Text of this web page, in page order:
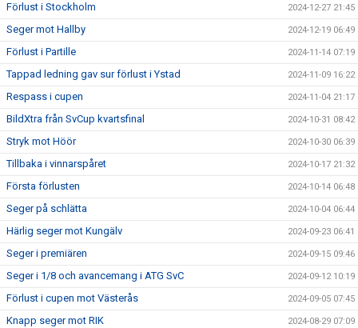
Förlust i Stockholm 2024-12-27 21:45
Seger mot Hallby 2024-12-19 06:49
Förlust i Partille 2024-11-14 07:19
Tappad ledning gav sur förlust i Ystad 2024-11-09 16:22
Respass i cupen 2024-11-04 21:17
BildXtra från SvCup kvartsfinal 2024-10-31 08:42
Stryk mot Höör 2024-10-30 06:39
Tillbaka i vinnarspåret 2024-10-17 21:32
Första förlusten 2024-10-14 06:48
Seger på schlätta 2024-10-04 06:44
Härlig seger mot Kungälv 2024-09-23 06:41
Seger i premiären 2024-09-15 09:46
Seger i 1/8 och avancemang i ATG SvC 2024-09-12 10:19
Förlust i cupen mot Västerås 2024-09-05 07:45
Knapp seger mot RIK 2024-08-29 07:09